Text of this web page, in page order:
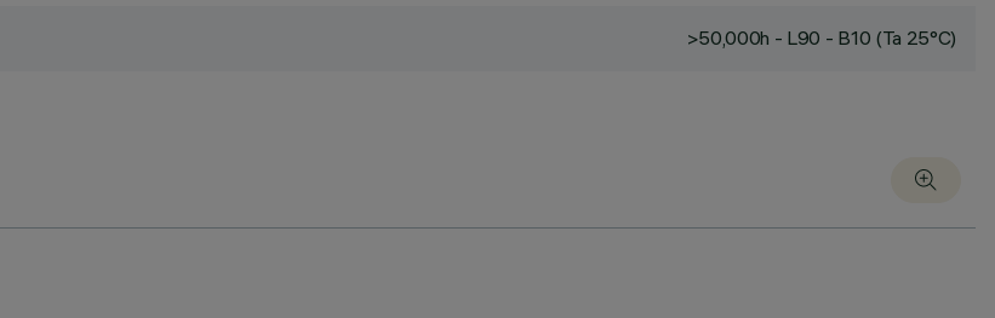
>50,000h - L90 - B10 (Ta 25°C)